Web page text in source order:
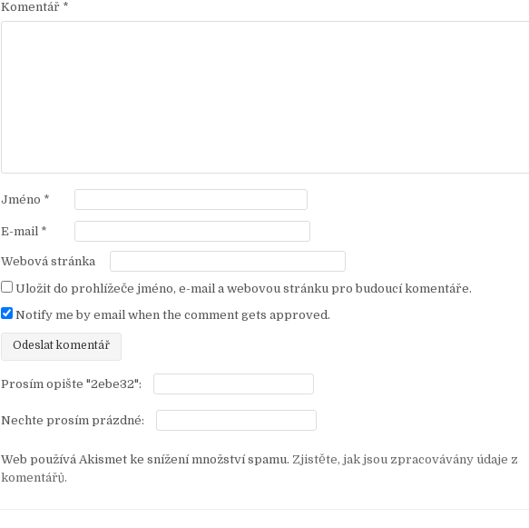
p
k
Komentář *
Jméno *
E-mail *
Webová stránka
Uložit do prohlížeče jméno, e-mail a webovou stránku pro budoucí komentáře.
Notify me by email when the comment gets approved.
Prosím opište "2ebe32":
Nechte prosím prázdné:
Web používá Akismet ke snížení množství spamu. Zjistěte, jak jsou zpracovávány údaje z
komentářů.